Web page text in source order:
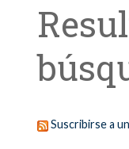
Suscribirse a